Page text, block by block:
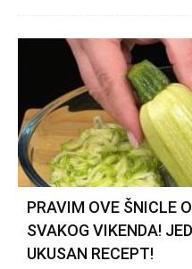
PRAVIM OVE ŠNICLE
SVAKOG VIKENDA!
UKUSAN RECEPT!